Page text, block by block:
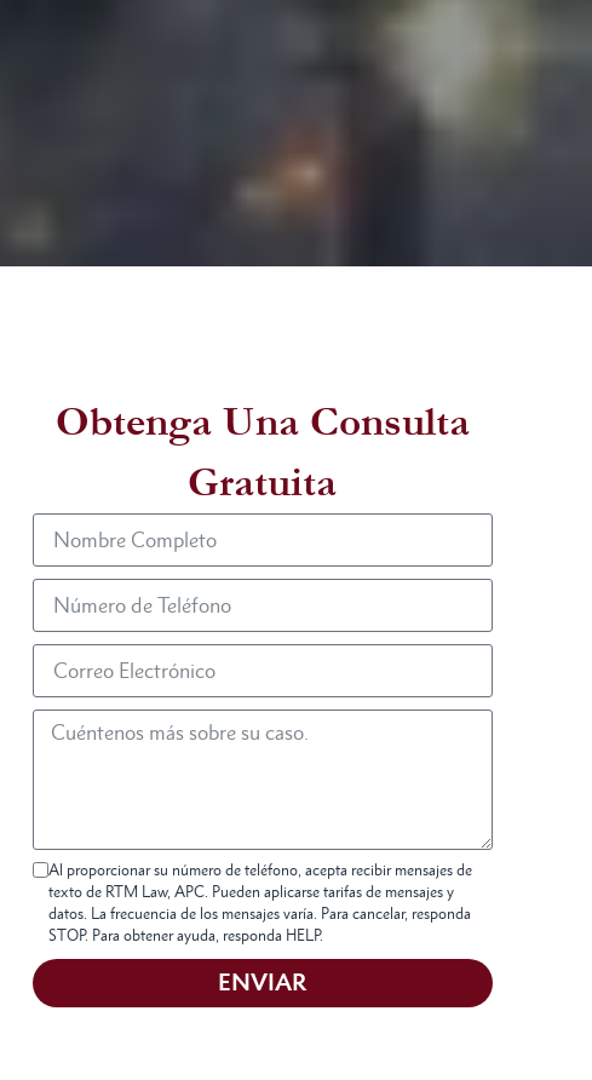
Obtenga Una Consulta
Gratuita
Al proporcionar su número de teléfono, acepta recibir mensajes de
texto de RTM Law, APC. Pueden aplicarse tarifas de mensajes y
datos. La frecuencia de los mensajes varía. Para cancelar, responda
STOP. Para obtener ayuda, responda HELP.
ENVIAR